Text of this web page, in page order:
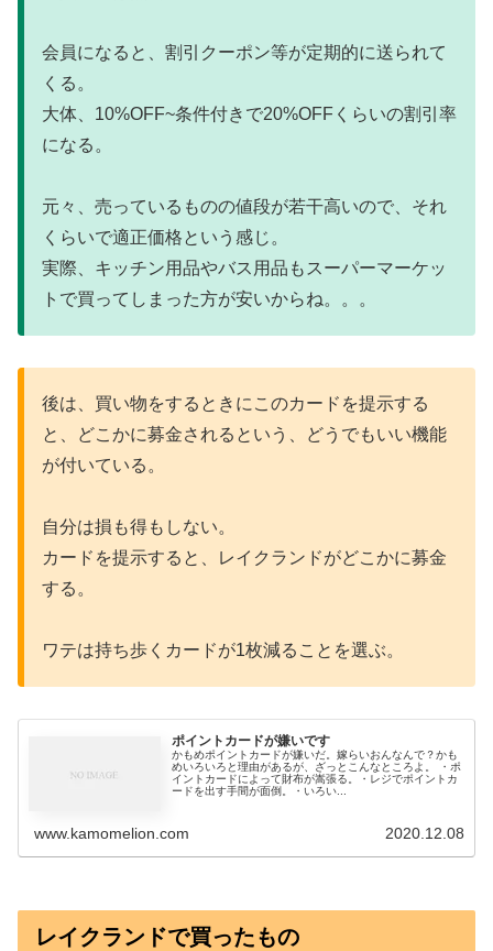
会員になると、割引クーポン等が定期的に送られて
くる。
大体、10%OFF~条件付きで20%OFFくらいの割引率
になる。
元々、売っているものの値段が若干高いので、それ
くらいで適正価格という感じ。
実際、キッチン用品やバス用品もスーパーマーケッ
トで買ってしまった方が安いからね。。。
後は、買い物をするときにこのカードを提示する
と、どこかに募金されるという、どうでもいい機能
が付いている。
自分は損も得もしない。
カードを提示すると、レイクランドがどこかに募金
する。
ワテは持ち歩くカードが1枚減ることを選ぶ。
ポイントカードが嫌いです
かもめポイントカードが嫌いだ。嫁らいおんなんで？かも
めいろいろと理由があるが、ざっとこんなところよ。 ・ポ
イントカードによって財布が嵩張る。・レジでポイントカ
ードを出す手間が面倒。・いろい...
www.kamomelion.com 2020.12.08
レイクランドで買ったもの